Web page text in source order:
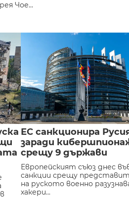
Чое...
ЕС санкционира
заради
срещу 9 държави
Европейският съюз днес
санкции срещу
на руското военно
хакери...